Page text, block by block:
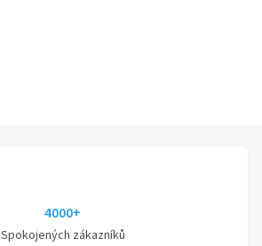
4000+
Spokojených zákazníků